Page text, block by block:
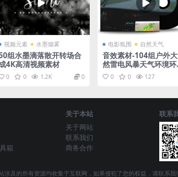
视频元素 水墨烟雾
组水墨滴落散开转场合
4K高清视频素材
0 0 1.2K 0
电影氛围 自然天气
音效素材-104组户外
然雷电风暴天气环境环
立体声无损音效
0 0 127
箱
关于本站
关于网站
联系我们
商务合作
联系
及的所有资源均收集于互联网，如果侵犯了您的权益，请联系我